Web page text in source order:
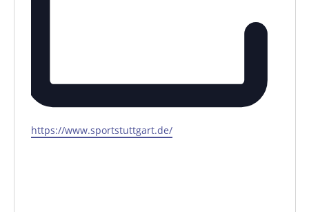
Webseite
https://www.sportstuttgart.de/